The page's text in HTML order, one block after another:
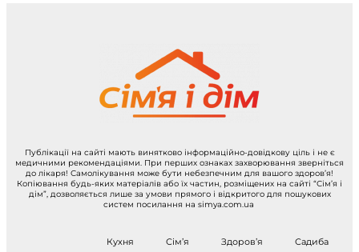
Публікації на сайті мають винятково інформаційно-довідкову ціль і не є
медичними рекомендаціями. При перших ознаках захворювання зверніться
до лікаря! Самолікування може бути небезпечним для вашого здоров’я!
Копіювання будь-яких матеріалів або їх частин, розміщених на сайті “Сім’я і
дім”, дозволяється лише за умови прямого і відкритого для пошукових
систем посилання на simya.com.ua
Кухня Сім’я Здоров’я
Садиба